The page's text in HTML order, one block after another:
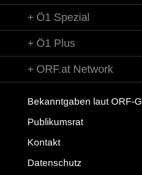
Ö1 Spezial
Ö1 Plus
ORF.at Network
Bekanntgaben laut ORF-G
Publikumsrat
Kontakt
Datenschutz